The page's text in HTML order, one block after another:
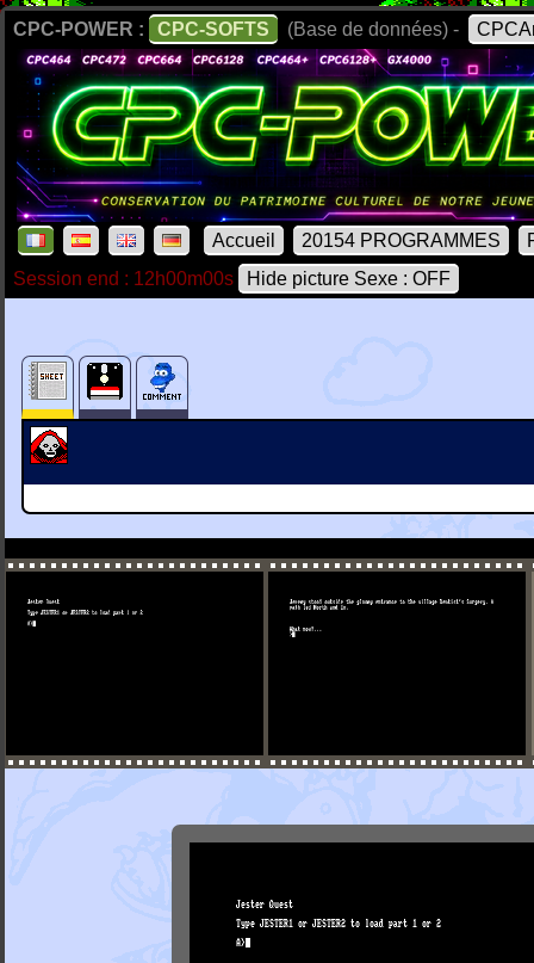
CPC-POWER : CPC-SOFTS (Base de données) -
Accueil 20154 PROGRAMMES
Session end : 12h00m00s
Hide picture Sexe : OFF